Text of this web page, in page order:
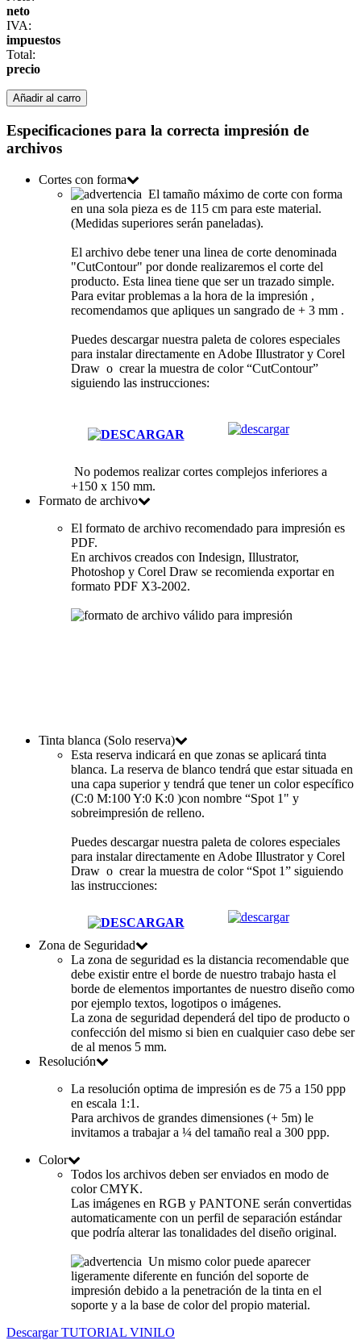
neto
IVA:
impuestos
Total:
precio
Añadir al carro
Especificaciones para la correcta impresión de
archivos
Cortes con forma
El tamaño máximo de corte con forma
en una sola pieza es de 115 cm para este material.
(Medidas superiores serán paneladas).
El archivo debe tener una linea de corte denominada
"CutContour" por donde realizaremos el corte del
producto. Esta linea tiene que ser un trazado simple.
Para evitar problemas a la hora de la impresión ,
recomendamos que apliques un sangrado de + 3 mm .
Puedes descargar nuestra paleta de colores especiales
para instalar directamente en Adobe Illustrator y Corel
Draw o crear la muestra de color“CutContour”
siguiendo las instrucciones:
No podemos realizar cortes complejos inferiores a
+150 x 150 mm.
Formato de archivo
El formato de archivo recomendado para impresión es
PDF.
En archivos creados con Indesign, Illustrator,
Photoshop y Corel Draw se recomienda exportar en
formato PDF X3-2002.
Tinta blanca (Solo reserva)
Esta reserva indicará en que zonas se aplicará tinta
blanca. La reserva de blanco tendrá que estar situada en
una capa superior y tendrá que tener un color específico
(C:0 M:100 Y:0 K:0 )con nombre “Spot 1" y
sobreimpresión de relleno.
Puedes descargar nuestra paleta de colores especiales
para instalar directamente en Adobe Illustrator y Corel
Draw o crear la muestra de color“Spot 1” siguiendo
las instrucciones:
Zona de Seguridad
La zona de seguridad es la distancia recomendable que
debe existir entre el borde de nuestro trabajo hasta el
borde de elementos importantes de nuestro diseño como
por ejemplo textos, logotipos o imágenes.
La zona de seguridad dependerá del tipo de producto o
confección del mismo si bien en cualquier caso debe ser
de al menos 5 mm.
Resolución
La resolución optima de impresión es de 75 a 150 ppp
en escala 1:1.
Para archivos de grandes dimensiones (+ 5m) le
invitamos a trabajar a ¼ del tamaño real a 300 ppp.
Color
Todos los archivos deben ser enviados en modo de
color CMYK.
Las imágenes en RGB y PANTONE serán convertidas
automaticamente con un perfil de separación estándar
que podría alterar las tonalidades del diseño original.
Un mismo color puede aparecer
ligeramente diferente en función del soporte de
impresión debido a la penetración de la tinta en el
soporte y a la base de color del propio material.
Descargar TUTORIAL VINILO